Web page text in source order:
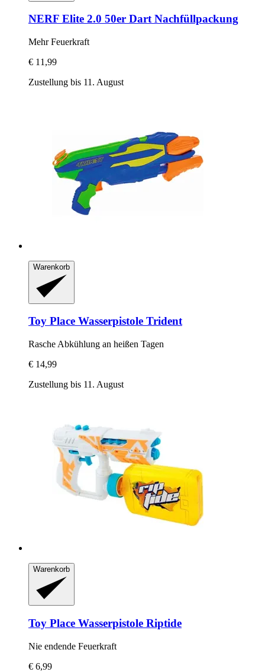
NERF Elite 2.0 50er Dart Nachfüllpackung
Mehr Feuerkraft
€ 11,99
Zustellung bis 11. August
Warenkorb
Toy Place Wasserpistole Trident
Rasche Abkühlung an heißen Tagen
€ 14,99
Zustellung bis 11. August
Warenkorb
Toy Place Wasserpistole Riptide
Nie endende Feuerkraft
€ 6,99